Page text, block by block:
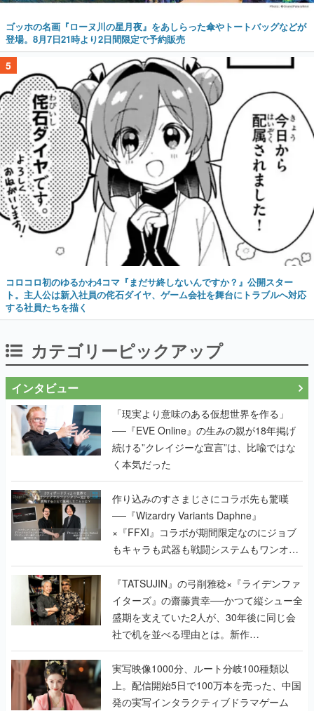
ゴッホの名画『ローヌ川の星月夜』をあしらった傘やトートバッグなどが
登場。8月7日21時より2日間限定で予約販売
5
コロコロ初のゆるかわ4コマ『まだサ終しないんですか？』公開スター
ト。主人公は新入社員の侘石ダイヤ、ゲーム会社を舞台にトラブルへ対応
する社員たちを描く
カテゴリーピックアップ
インタビュー
「現実より意味のある仮想世界を作る」
──『EVE Online』の生みの親が18年掲げ
続ける”クレイジーな宣言”は、比喩ではな
く本気だった
作り込みのすさまじさにコラボ先も驚嘆
──『Wizardry Variants Daphne』
×『FFXI』コラボが期間限定なのにジョブ
もキャラも武器も戦闘システムもワンオフ
で作り込まれた理由を両ディレクターに聞
く
『TATSUJIN』の弓削雅稔×『ライデンファ
イターズ』の齋藤貴幸──かつて縦シュー全
盛期を支えていた2人が、30年後に同じ会
社で机を並べる理由とは。新作
『TATSUJIN EXTREME』で初タッグを組
んだレジェンド2人に訊く開発秘話
実写映像1000分、ルート分岐100種類以
上。配信開始5日で100万本を売った、中国
発の実写インタラクティブドラマゲーム